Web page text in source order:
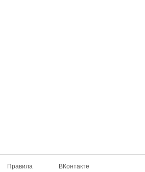
Правила ВКонтакте